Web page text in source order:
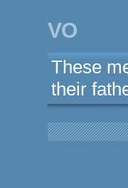
VO
These
their